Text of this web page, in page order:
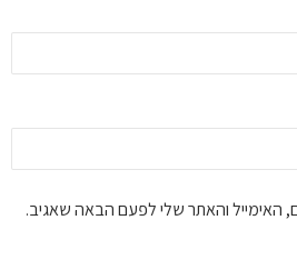
והאתר שלי לפעם הבאה שאגיב.